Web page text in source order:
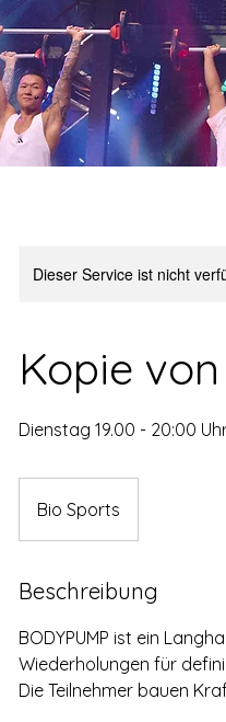
Dieser Service ist nicht
Kopie
Dienstag 19.00 - 20:00
Bio Sports
Beschreibung
BODYPUMP ist ein
Wiederholungen für
Die Teilnehmer bauen